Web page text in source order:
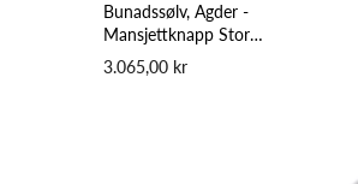
Bunadssølv, Agder -
Mansjettknapp Stor
med Krystaller
3.065,00 kr